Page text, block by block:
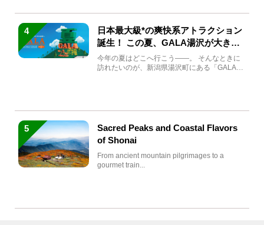
4
日本最大級*の爽快系アトラクション
誕生！ この夏、GALA湯沢が大きく
生まれ変わる
今年の夏はどこへ行こう――。 そんなときに
訪れたいのが、新潟県湯沢町にある「GALA湯
5
Sacred Peaks and Coastal Flavors
of Shonai
From ancient mountain pilgrimages to a
gourmet train...